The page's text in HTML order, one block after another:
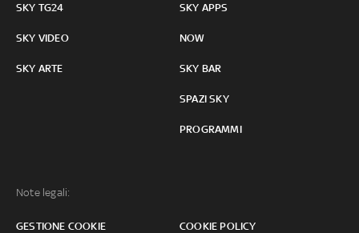
SKY TG24
SKY VIDEO
SKY ARTE
SKY APPS
NOW
SKY BAR
SPAZI SKY
PROGRAMMI
Note legali:
GESTIONE COOKIE COOKIE POLICY